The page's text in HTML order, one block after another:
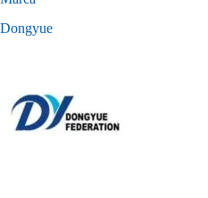
Dongyue